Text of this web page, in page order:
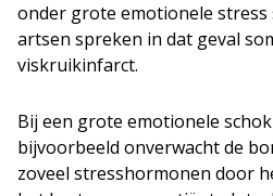
onder grote emotionele stress
artsen spreken in dat geval
viskruikinfarct.
Bij een grote emotionele
bijvoorbeeld onverwacht de
zoveel stresshormonen door